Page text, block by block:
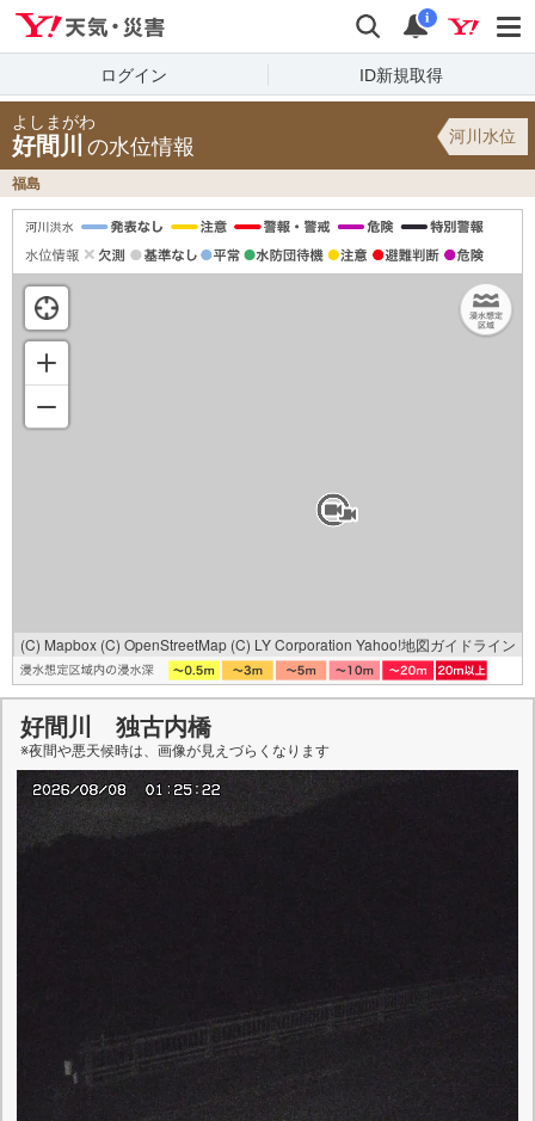
検索 通知
i
ログイン ID新規取得
よしまがわ
好間川 の水位情報 河川水位
福島
(C) Mapbox (C) OpenStreetMap (C) LY Corporation Yahoo!地図ガイドライン
好間川 独古内橋
※夜間や悪天候時は、 画像が見えづらくなります